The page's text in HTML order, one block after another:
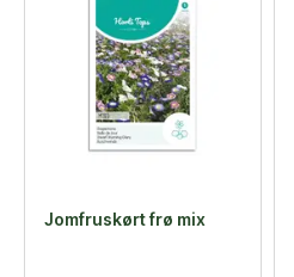
Jomfruskørt frø mix